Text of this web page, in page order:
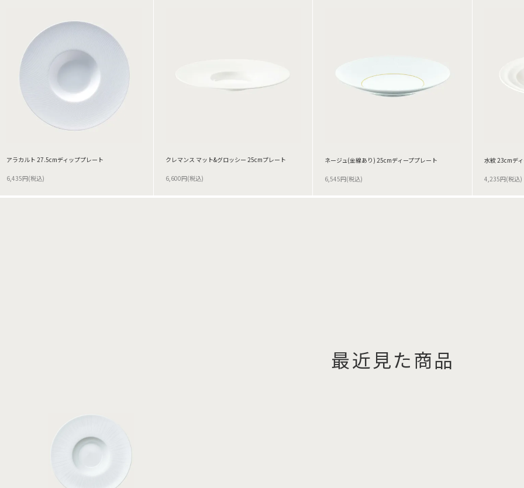
アラカルト 27.5cmディッププレート
6,435円(税込)
クレマンス マット&グロッシー 25cmプレート
6,600円(税込)
ネージュ(金線あり) 25cmディーププレート
6,545円(税込)
水紋 23cmデ
4,235円(税込)
最近見た商品